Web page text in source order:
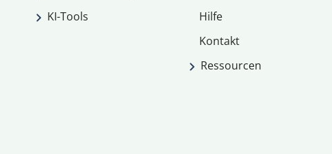
KI-Tools
Hilfe
Kontakt
Ressourcen